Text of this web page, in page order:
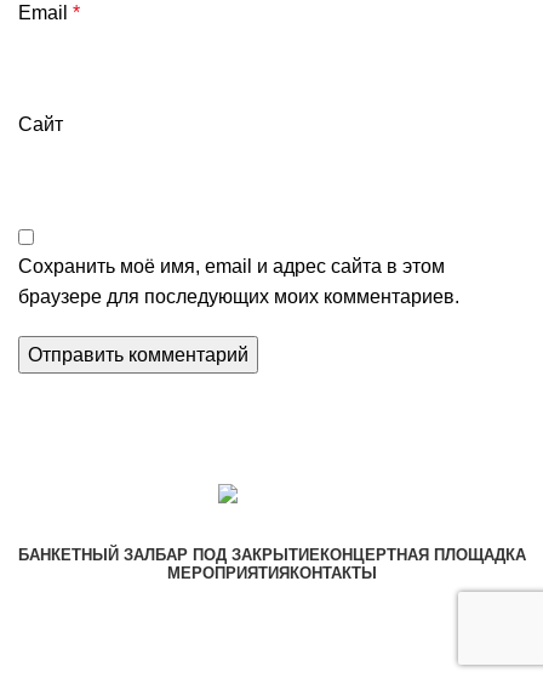
Email *
Сайт
Сохранить моё имя, email и адрес сайта в этом
браузере для последующих моих комментариев.
БАНКЕТНЫЙ ЗАЛ БАР ПОД ЗАКРЫТИЕ КОНЦЕРТНАЯ ПЛОЩАДКА
МЕРОПРИЯТИЯ КОНТАКТЫ